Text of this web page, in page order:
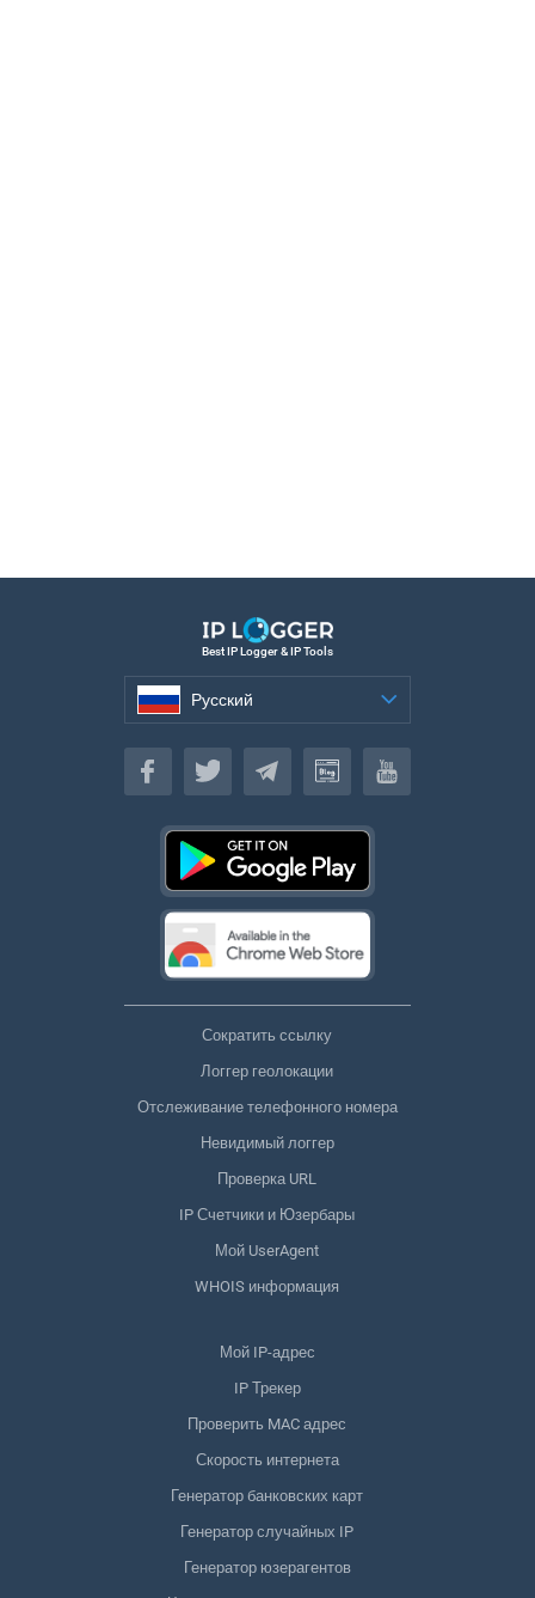
Best IP Logger & IP Tools
Русский
Русский
Сократить ссылку
Логгер геолокации
Отслеживание телефонного номера
Невидимый логгер
Проверка URL
IP Счетчики и Юзербары
Мой UserAgent
WHOIS информация
Мой IP-адрес
IP Трекер
Проверить MAC адрес
Скорость интернета
Генератор банковских карт
Генератор случайных IP
Генератор юзерагентов